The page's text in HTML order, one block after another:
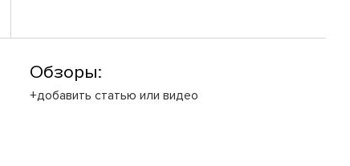
Обзоры:
+добавить статью или видео